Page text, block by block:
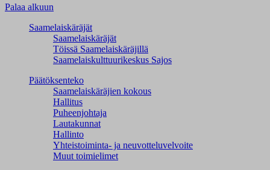
Palaa alkuun
Saamelaiskäräjät
Saamelaiskäräjät
Töissä Saamelaiskäräjillä
Saamelaiskulttuuri­keskus Sajos
Päätöksenteko
Saamelaiskäräjien kokous
Hallitus
Puheenjohtaja
Lautakunnat
Hallinto
Yhteistoiminta- ja neuvotteluvelvoite
Muut toimielimet